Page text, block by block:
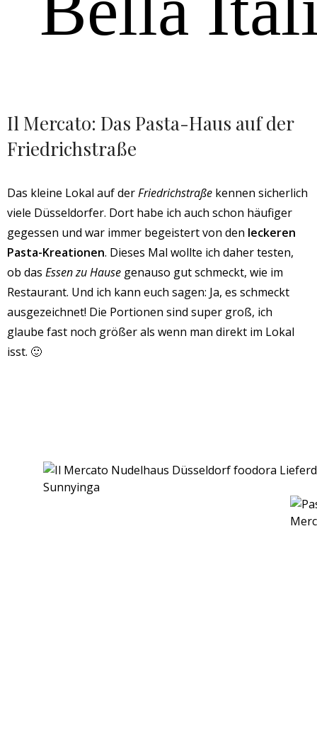
Il Mercato: Das Pasta-Haus auf der
Friedrichstraße
Das kleine Lokal auf derFriedrichstraße kennen sicherlich
viele Düsseldorfer. Dort habe ich auch schon häufiger
gegessen und war immer begeistert von den leckeren
Pasta-Kreationen. Dieses Mal wollte ich daher testen,
ob das Essen zu Hause genauso gut schmeckt, wie im
Restaurant. Und ich kann euch sagen: Ja, es schmeckt
ausgezeichnet! Die Portionen sind super groß, ich
glaube fast noch größer als wenn man direkt im Lokal
isst. 🙂